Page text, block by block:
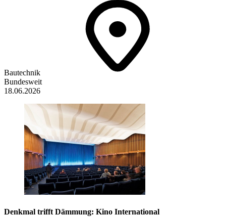
Bautechnik
Bundesweit
18.06.2026
Denkmal trifft Dämmung: Kino International